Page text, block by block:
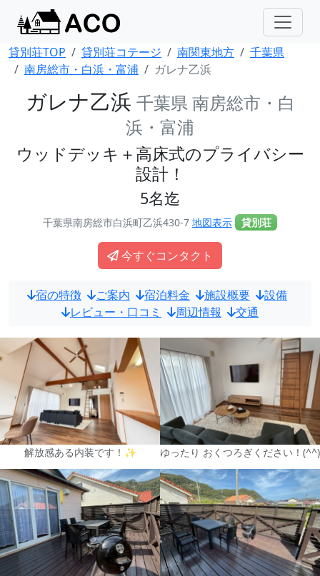
貸別荘TOP 貸別荘コテージ 南関東地方
千葉県
南房総市・白浜・富浦
ガレナ乙浜
ガレナ乙浜 千葉県 南房総市・白
浜・富浦
ウッドデッキ＋高床式のプライバシー
設計！
5名迄
千葉県南房総市白浜町乙浜430-7 地図表示 貸別荘
今すぐコンタクト
宿の特徴 ご案内 宿泊料金 施設概要
設備
レビュー・口コミ
周辺情報 交通
解放感ある内装です！✨ ゆったり おくつろぎください！(^^)